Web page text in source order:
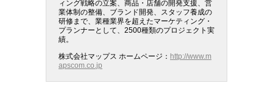
ィング戦略の立案、商品・店舗の開発支援、営
業体制の整備、ブランド開発、スタッフ養成の
研修まで、業種業界を超えたマーケティング・
プランナーとして、2500種類のプロジェクト実
績。
株式会社マップス ホームページ： http://www.m
apscom.co.jp